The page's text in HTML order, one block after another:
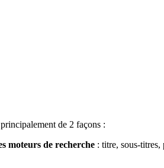
de 2 façons :
moteurs de recherche : titre, sous-titres,